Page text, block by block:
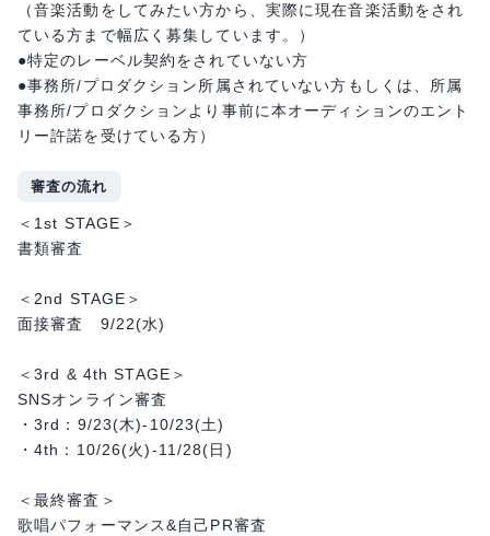
（音楽活動をしてみたい方から、実際に現在音楽活動をされ
ている方まで幅広く募集しています。）
●特定のレーベル契約をされていない方
●事務所/プロダクション所属されていない方もしくは、所属
事務所/プロダクションより事前に本オーディションのエント
リー許諾を受けている方）
審査の流れ
＜1st STAGE＞
書類審査
＜2nd STAGE＞
面接審査 9/22(水)
＜3rd & 4th STAGE＞
SNSオンライン審査
・3rd：9/23(木)-10/23(土)
・4th：10/26(火)-11/28(日)
＜最終審査＞
歌唱パフォーマンス&自己PR審査